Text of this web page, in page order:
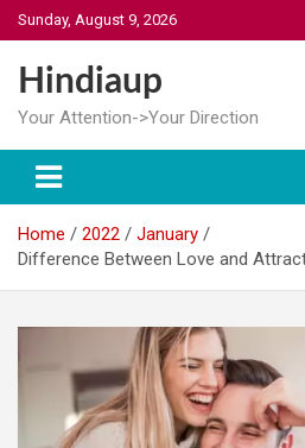
Skip
to
content
Sunday, August 9, 2026
Hindiaup
Your Attention->Your Direction
Home 2022
January
Difference Between Love and